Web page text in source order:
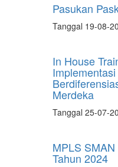
Pasukan
Tanggal 19-08-
In House
Merdeka
Tanggal 25-07-
MPLS
Tahun 2024